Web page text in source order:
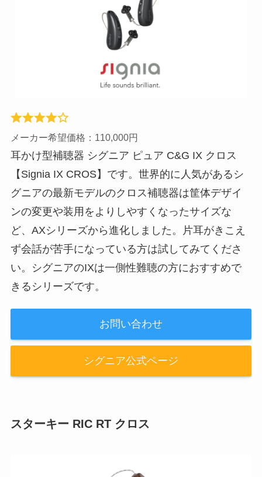
メーカー希望価格：110,000円
耳かけ型補聴器 シグニア ピュア C&G IX クロス
【Signia IX CROS】です。世界的に人気があるシ
グニアの最新モデルのクロス補聴器は筐体デザイ
ンの変更や装用をよりしやすくなったサイズな
ど、AXシリーズから進化しました。片耳がきこえ
ず会話が苦手になっている方は試してみてくださ
い。シグニアのIXは一側性難聴の方におすすめで
きるシリーズです。
お問い合わせ
シグニア公式ページ
スターキー RIC RT クロス